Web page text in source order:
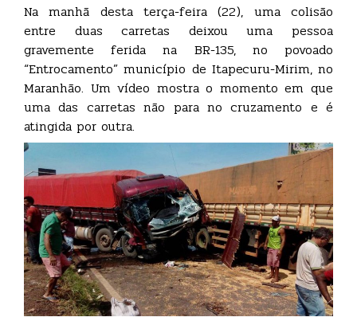
Na manhã desta terça-feira (22), uma colisão
entre duas carretas deixou uma pessoa
gravemente ferida na BR-135, no povoado
“Entrocamento” município de Itapecuru-Mirim, no
Maranhão. Um vídeo mostra o momento em que
uma das carretas não para no cruzamento e é
atingida por outra.